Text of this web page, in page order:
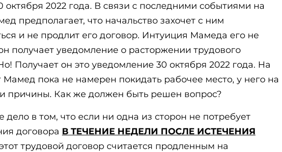
октября 2022 года. В связи с последними событиями на
предполагает, что начальство захочет с ним
и не продлит его договор. Интуиция Мамеда его не
получает уведомление о расторжении трудового
Получает он это уведомление 30 октября 2022 года. На
Мамед пока не намерен покидать рабочее место, у него на
причины. Как же должен быть решен вопрос?
дело в том, что если ни одна из сторон не потребует
договора В ТЕЧЕНИЕ НЕДЕЛИ ПОСЛЕ ИСТЕЧЕНИЯ
трудовой договор считается продленным на